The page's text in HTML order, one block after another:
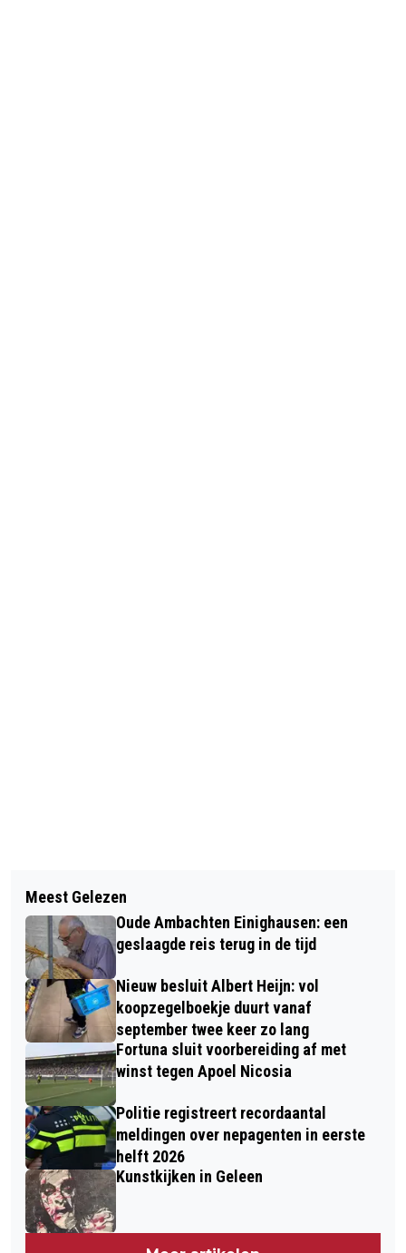
JAARREKENING 2021: SITTARD-
GELEEN SLUIT 2021 AF MET POSITIEF
RESULTAAT
LICHTENDE NACHTWOLKEN TE ZIEN
IN DE RANDEN VAN DE NACHT
Meest Gelezen
Oude Ambachten Einighausen: een
geslaagde reis terug in de tijd
Nieuw besluit Albert Heijn: vol
koopzegelboekje duurt vanaf
september twee keer zo lang
Fortuna sluit voorbereiding af met
winst tegen Apoel Nicosia
Politie registreert recordaantal
meldingen over nepagenten in eerste
helft 2026
Kunstkijken in Geleen